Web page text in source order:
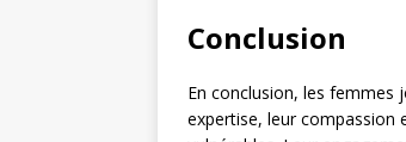
Conclusion
En conclusion, les femmes
expertise, leur compassion